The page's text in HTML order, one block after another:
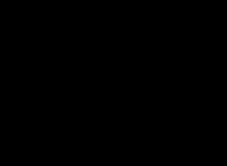
самостоятельно, много